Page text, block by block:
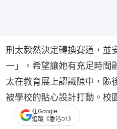
刑太毅然決定轉換賽道，並
一」，希望讓她有充足時間
太在教育展上認識陳中，隨
被學校的貼心設計打動。校
讓學生在情境互動中沉浸
在Google
追蹤《香港01》